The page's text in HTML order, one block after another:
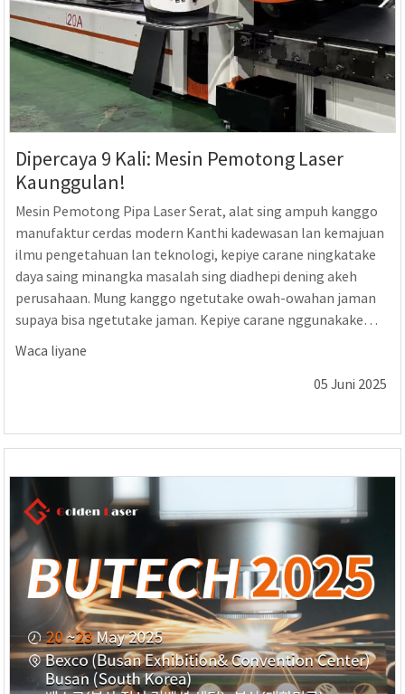
Dipercaya 9 Kali: Mesin Pemotong Laser
Kaunggulan!
Mesin Pemotong Pipa Laser Serat, alat sing ampuh kanggo
manufaktur cerdas modern Kanthi kadewasan lan kemajuan
ilmu pengetahuan lan teknologi, kepiye carane ningkatake
daya saing minangka masalah sing diadhepi dening akeh
perusahaan. Mung kanggo ngetutake owah-owahan jaman
supaya bisa ngetutake jaman. Kepiye carane nggunakake
teknologi lan teknologi anyar kanthi apik, milih mitra sing
tepat minangka langkah pertama sing penting. Golden l...
Waca liyane
05 Juni 2025